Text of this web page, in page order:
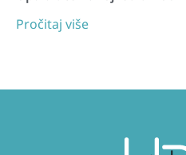
Pročitaj više